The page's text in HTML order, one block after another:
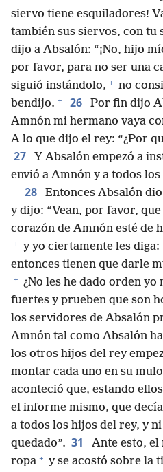
siervo tiene esquiladores!
también sus siervos, con tu
dijo a Absalón: “¡No, hijo
por favor, para no ser una
siguió instándolo, + no
bendijo. + 26
Por fin dijo
Amnón mi hermano vaya
A lo que dijo el rey: “¿Por
27 Y Absalón empezó a
envió a Amnón y a todos
28
Entonces Absalón
y dijo: “Vean, por favor,
corazón de Amnón esté de
+ y yo ciertamente les diga:
entonces tienen que darle
+ ¿No les he dado orden yo
fuertes y prueben que son
los servidores de Absalón
Amnón tal como Absalón
los otros hijos del rey
montar cada uno en su mulo
aconteció que, estando
el informe mismo, que
a todos los hijos del rey, y
quedado”. 31
Ante esto, el
ropa + y se acostó sobre la